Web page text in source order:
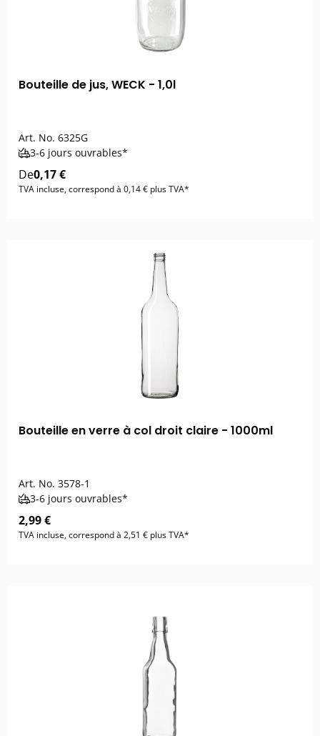
Bouteille de jus, WECK - 1,0l
Art. No. 6325G
3-6 jours ouvrables*
De0,17 €
TVA incluse, correspond à 0,14 € plus TVA*
Bouteille en verre à col droit claire - 1000ml
Art. No. 3578-1
3-6 jours ouvrables*
2,99 €
TVA incluse, correspond à 2,51 € plus TVA*